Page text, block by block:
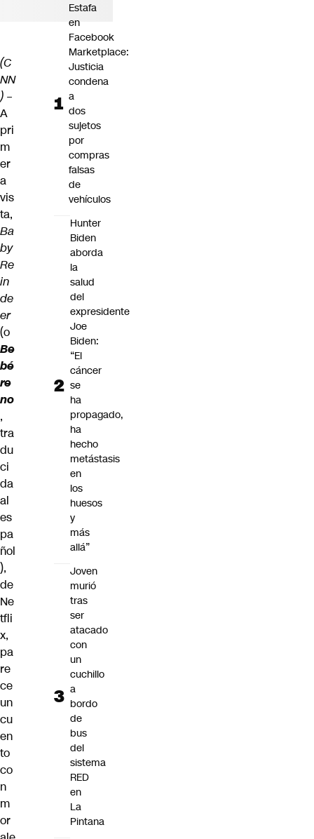
(C
NN
) –
A
pri
m
er
a
vis
ta,
Ba
by
Re
in
de
er
(o
Be
bé
re
no
,
tra
du
ci
da
al
es
pa
ñol
),
de
Ne
tfli
x,
pa
re
ce
un
cu
en
to
co
n
m
or
Estafa
en
Facebook
Marketplace:
Justicia
condena
a
dos
sujetos
por
compras
falsas
de
vehículos
Hunter
Biden
aborda
la
salud
del
expresidente
Joe
Biden:
“El
cáncer
se
ha
propagado,
ha
hecho
metástasis
en
los
huesos
y
más
allá”
Joven
murió
tras
ser
atacado
con
un
cuchillo
a
bordo
de
bus
del
sistema
RED
en
La
Pintana